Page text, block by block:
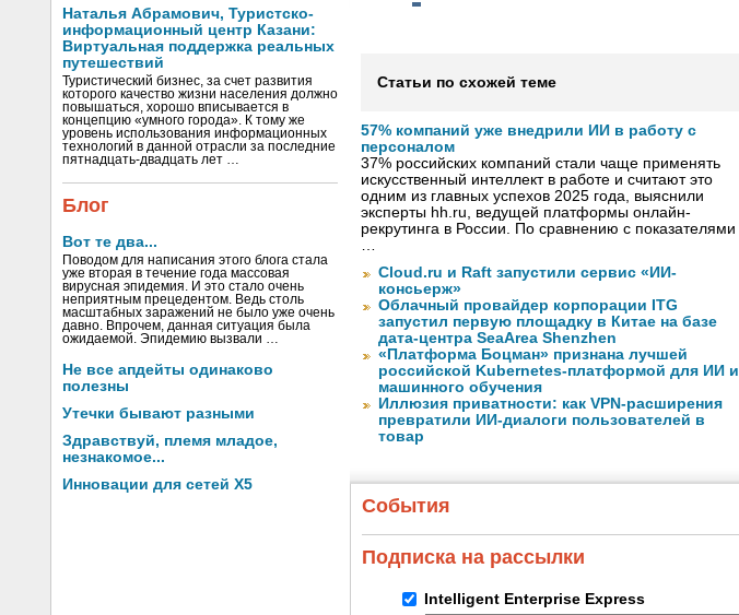
Наталья Абрамович, Туристско-
информационный центр Казани:
Виртуальная поддержка реальных
путешествий
Туристический бизнес, за счет развития
которого качество жизни населения должно
повышаться, хорошо вписывается в
концепцию «умного города». К тому же
уровень использования информационных
технологий в данной отрасли за последние
пятнадцать-двадцать лет …
Блог
Вот те два...
Поводом для написания этого блога стала
уже вторая в течение года массовая
вирусная эпидемия. И это стало очень
неприятным прецедентом. Ведь столь
масштабных заражений не было уже очень
давно. Впрочем, данная ситуация была
ожидаемой. Эпидемию вызвали …
Не все апдейты одинаково
полезны
Утечки бывают разными
Здравствуй, племя младое,
незнакомое...
Инновации для сетей X5
Статьи по схожей теме
57% компаний уже внедрили ИИ в работу с
персоналом
37% российских компаний стали чаще применять
искусственный интеллект в работе и считают это
одним из главных успехов 2025 года, выяснили
эксперты hh.ru, ведущей платформы онлайн-
рекрутинга в России. По сравнению с показателями
…
Cloud.ru и Raft запустили сервис «ИИ-
консьерж»
Облачный провайдер корпорации ITG
запустил первую площадку в Китае на базе
дата-центра SeaArea Shenzhen
«Платформа Боцман» признана лучшей
российской Kubernetes-платформой для ИИ и
машинного обучения
Иллюзия приватности: как VPN-расширения
превратили ИИ-диалоги пользователей в
товар
События
Подписка на рассылки
Intelligent Enterprise Express